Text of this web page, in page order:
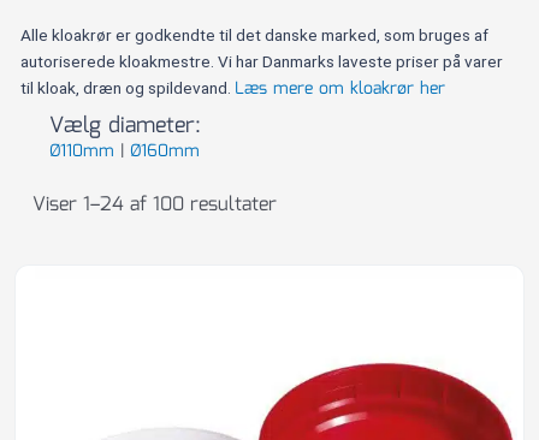
Alle kloakrør er godkendte til det danske marked, som bruges af
autoriserede kloakmestre. Vi har Danmarks laveste priser på varer
til kloak, dræn og spildevand. Læs mere om kloakrør her
Vælg diameter:
Ø110mm | Ø160mm
Viser 1–24 af 100 resultater